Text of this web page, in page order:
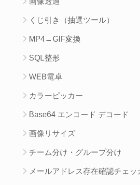
くじ引き（抽選ツール）
MP4→GIF変換
SQL整形
WEB電卓
カラーピッカー
Base64 エンコード デコード
画像リサイズ
チーム分け・グループ分け
メールアドレス存在確認チェッ